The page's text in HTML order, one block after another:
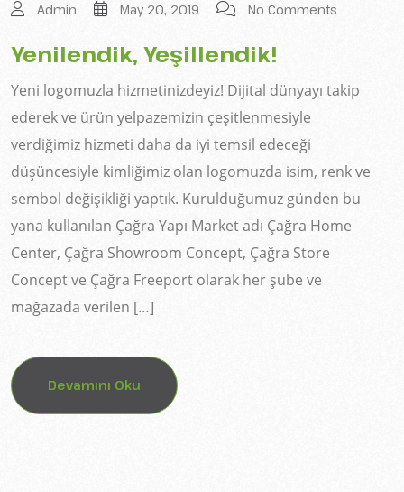
Admin May 20, 2019 No Comments
Yenilendik, Yeşillendik!
Yeni logomuzla hizmetinizdeyiz! Dijital dünyayı takip
ederek ve ürün yelpazemizin çeşitlenmesiyle
verdiğimiz hizmeti daha da iyi temsil edeceği
düşüncesiyle kimliğimiz olan logomuzda isim, renk ve
sembol değişikliği yaptık. Kurulduğumuz günden bu
yana kullanılan Çağra Yapı Market adı Çağra Home
Center, Çağra Showroom Concept, Çağra Store
Concept ve Çağra Freeport olarak her şube ve
mağazada verilen […]
Devamını Oku